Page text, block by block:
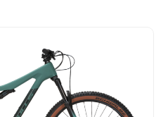
Preis
war:
ist: